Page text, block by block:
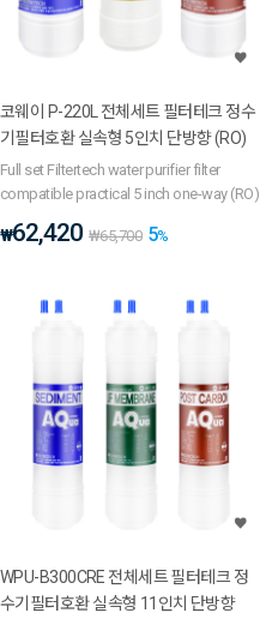
코웨이 P-220L 전체세트 필터테크 정수
기필터호환 실속형 5인치 단방향 (RO)
Full set Filtertech water purifier filter
compatible practical 5 inch one-way (RO)
₩62,420 ₩65,700 5%
WPU-B300CRE 전체세트 필터테크 정
수기필터호환 실속형 11인치 단방향